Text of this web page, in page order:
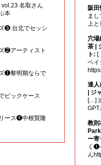
名取さん
本
❸ 台北でセッシ
❷アーティスト
❶黎明期ならで
ピックケース
ース❹中根賢隆
阪
ま
上と
穴
茶 |
ト:
ベイ
達人
| ジ
[…]
教則
ー
く
ん